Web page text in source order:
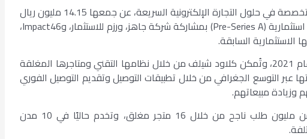
كشفت شركة كلادو شيلف “Cloud Shelf”، المتخصصة في حلول التجارة الإلكترونية السريعة، عن جمعها 14.15 مليون ريال
سعودي (3.77 مليون دولار أمريكي) في جولة استثمارية (Pre-Series A) بمشاركة شركة جاهز، ورزم للاستثمار، وImpact46،
فإن كلاود شيلف تأسست في عام 2021، وتُمكن كلاود شيلف من خلال نظامها التقني ومتاجرها المغلقة
عبر التوسع الجغرافي من خلال تطبيقات التوصيل وتقديم التوصيل الفوري
وتقول الشركة إنها تمكنت من إنجاز أكثر من مليون طلب ناجح من خلال 16 متجر مغلق، وتخدم حاليًا في 10 مدن